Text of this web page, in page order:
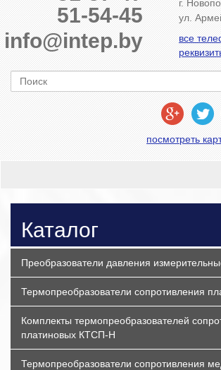
51-54-45
info@intep.by
г.
ул.
все
посмотреть
Каталог
Преобразователи давления
Термопреобразователи сопротивления
Комплекты термопреобразователей
платиновых КТСП-Н
Термопреобразователи сопротивления